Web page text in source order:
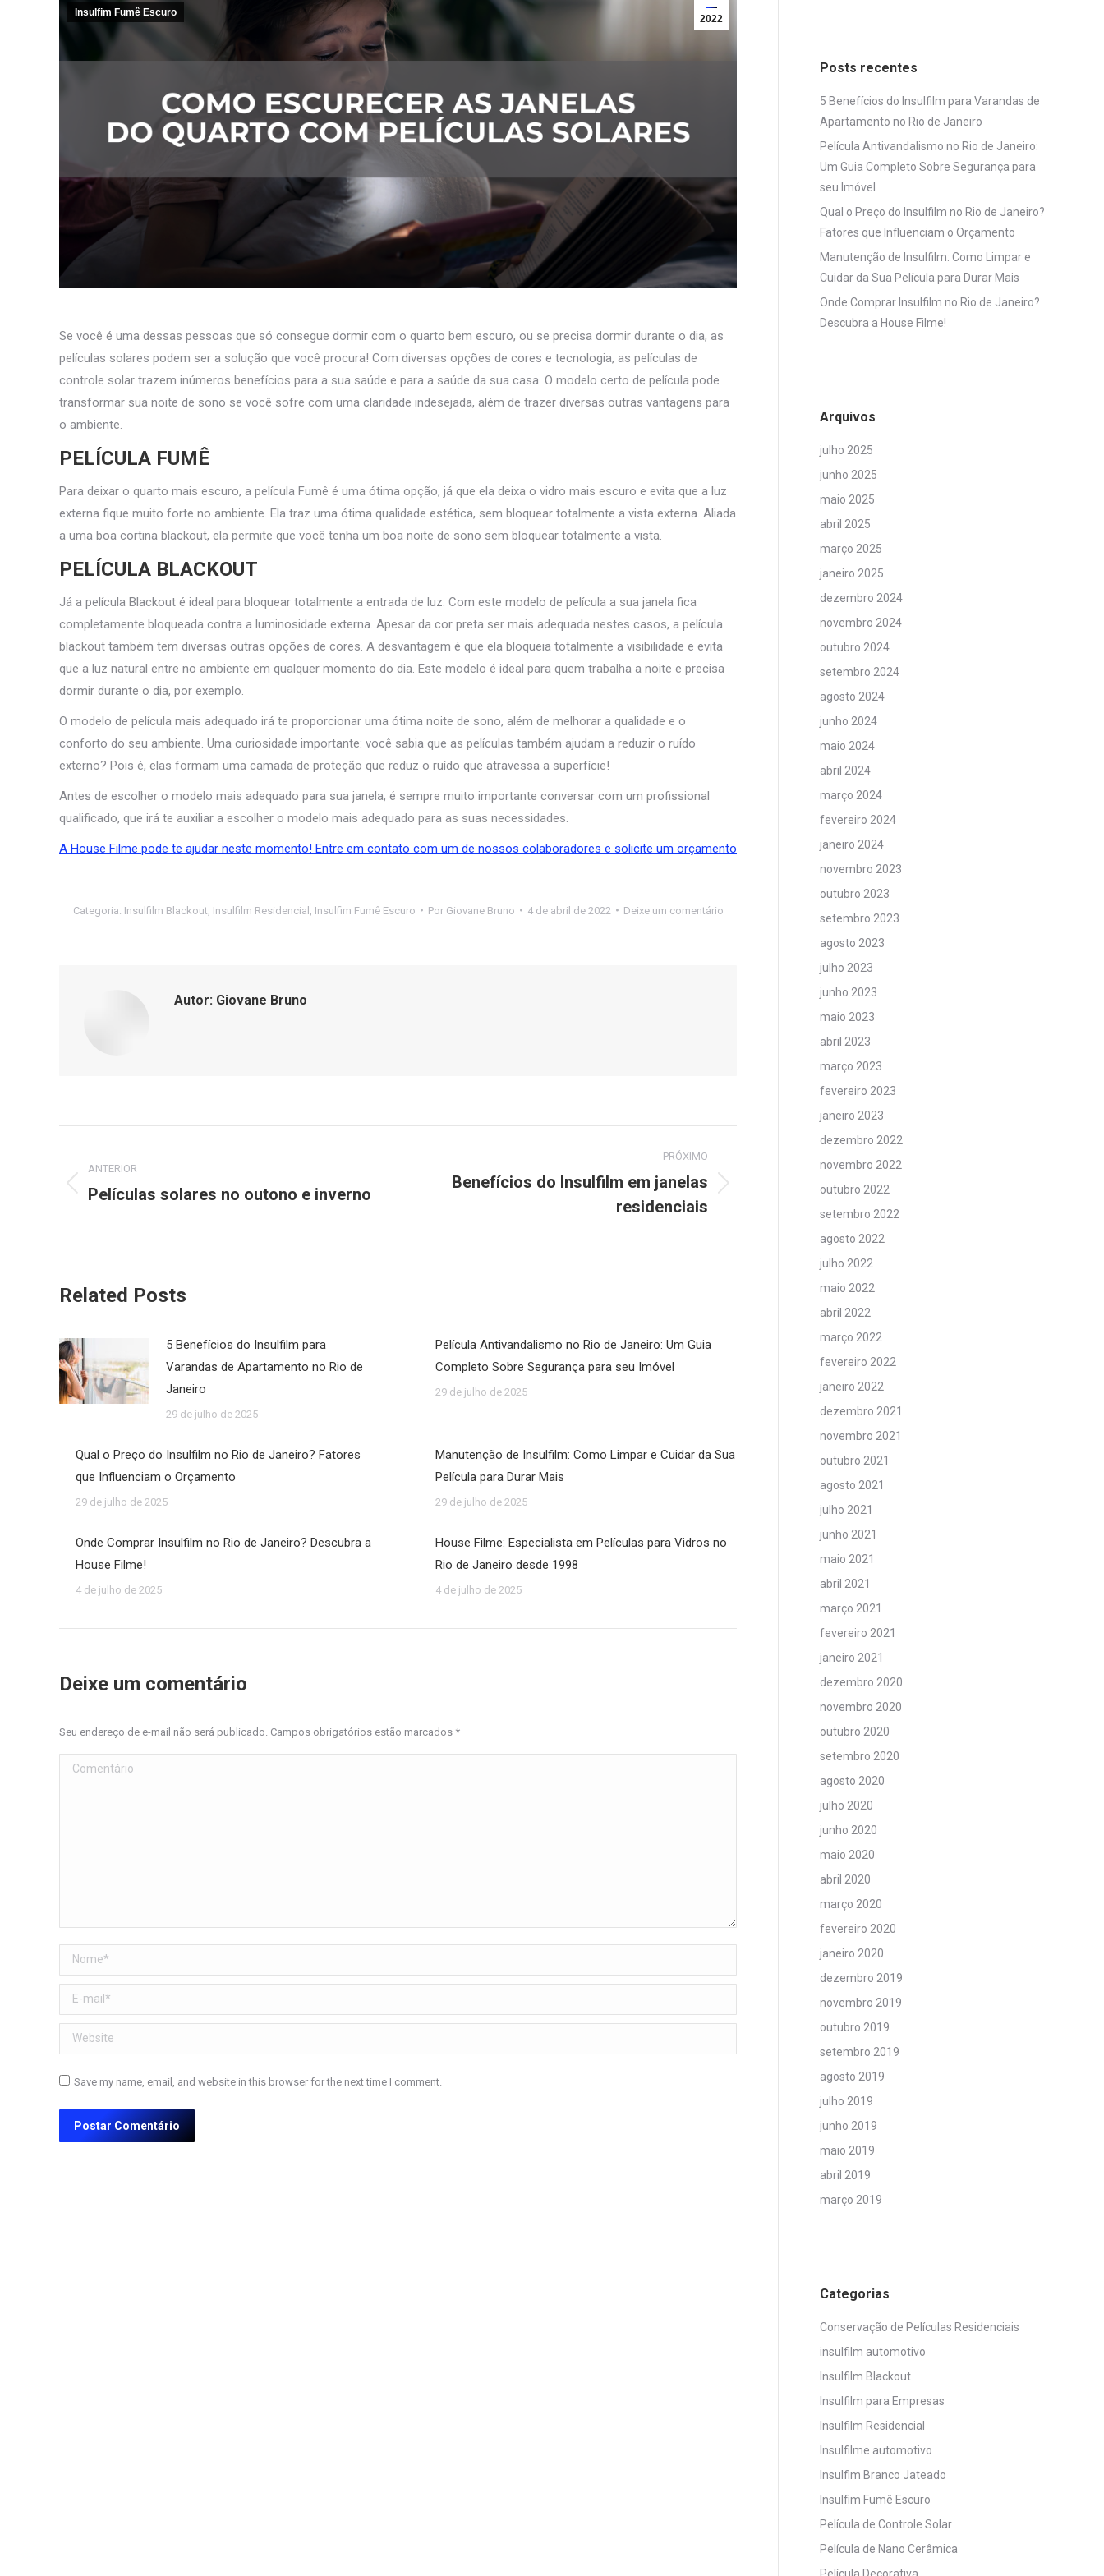
2022
Insulfim Fumê Escuro
Se você é uma dessas pessoas que só consegue dormir com o quarto bem escuro, ou se precisa dormir durante o dia, as
películas solares podem ser a solução que você procura! Com diversas opções de cores e tecnologia, as películas de
controle solar trazem inúmeros benefícios para a sua saúde e para a saúde da sua casa. O modelo certo de película pode
transformar sua noite de sono se você sofre com uma claridade indesejada, além de trazer diversas outras vantagens para
o ambiente.
PELÍCULA FUMÊ
Para deixar o quarto mais escuro, a película Fumê é uma ótima opção, já que ela deixa o vidro mais escuro e evita que a luz
externa fique muito forte no ambiente. Ela traz uma ótima qualidade estética, sem bloquear totalmente a vista externa. Aliada
a uma boa cortina blackout, ela permite que você tenha um boa noite de sono sem bloquear totalmente a vista.
PELÍCULA BLACKOUT
Já a película Blackout é ideal para bloquear totalmente a entrada de luz. Com este modelo de película a sua janela fica
completamente bloqueada contra a luminosidade externa. Apesar da cor preta ser mais adequada nestes casos, a película
blackout também tem diversas outras opções de cores. A desvantagem é que ela bloqueia totalmente a visibilidade e evita
que a luz natural entre no ambiente em qualquer momento do dia. Este modelo é ideal para quem trabalha a noite e precisa
dormir durante o dia, por exemplo.
O modelo de película mais adequado irá te proporcionar uma ótima noite de sono, além de melhorar a qualidade e o
conforto do seu ambiente. Uma curiosidade importante: você sabia que as películas também ajudam a reduzir o ruído
externo? Pois é, elas formam uma camada de proteção que reduz o ruído que atravessa a superfície!
Antes de escolher o modelo mais adequado para sua janela, é sempre muito importante conversar com um profissional
qualificado, que irá te auxiliar a escolher o modelo mais adequado para as suas necessidades.
A House Filme pode te ajudar neste momento! Entre em contato com um de nossos colaboradores e solicite um orçamento
Categoria: Insulfilm Blackout Insulfilm Residencial Insulfim Fumê Escuro Por Giovane Bruno 4 de abril de 2022 Deixe um comentário
Autor: Giovane Bruno
deANTERIOR
Post
Películas solares no outono e inverno
PRÓXIMO
Próximo
Benefícios do Insulfilm em janelas
residenciais
Related Posts
5 Benefícios do Insulfilm para
Varandas de Apartamento no Rio de
Janeiro
29 de julho de 2025
Película Antivandalismo no Rio de Janeiro: Um Guia
Completo Sobre Segurança para seu Imóvel
29 de julho de 2025
Qual o Preço do Insulfilm no Rio de Janeiro? Fatores
que Influenciam o Orçamento
29 de julho de 2025
Manutenção de Insulfilm: Como Limpar e Cuidar da Sua
Película para Durar Mais
29 de julho de 2025
Onde Comprar Insulfilm no Rio de Janeiro? Descubra a
House Filme!
4 de julho de 2025
House Filme: Especialista em Películas para Vidros no
Rio de Janeiro desde 1998
4 de julho de 2025
Deixe um comentário
Seu endereço de e-mail não será publicado. Campos obrigatórios estão marcados *
Comentário
Nome *
E-mail *
Website
Save my name, email, and website in this browser for the next time I comment.
Postar Comentário
Posts recentes
5 Benefícios do Insulfilm para Varandas de
Apartamento no Rio de Janeiro
Película Antivandalismo no Rio de Janeiro:
Um Guia Completo Sobre Segurança para
seu Imóvel
Qual o Preço do Insulfilm no Rio de Janeiro?
Fatores que Influenciam o Orçamento
Manutenção de Insulfilm: Como Limpar e
Cuidar da Sua Película para Durar Mais
Onde Comprar Insulfilm no Rio de Janeiro?
Descubra a House Filme!
Arquivos
julho 2025
junho 2025
maio 2025
abril 2025
março 2025
janeiro 2025
dezembro 2024
novembro 2024
outubro 2024
setembro 2024
agosto 2024
junho 2024
maio 2024
abril 2024
março 2024
fevereiro 2024
janeiro 2024
novembro 2023
outubro 2023
setembro 2023
agosto 2023
julho 2023
junho 2023
maio 2023
abril 2023
março 2023
fevereiro 2023
janeiro 2023
dezembro 2022
novembro 2022
outubro 2022
setembro 2022
agosto 2022
julho 2022
maio 2022
abril 2022
março 2022
fevereiro 2022
janeiro 2022
dezembro 2021
novembro 2021
outubro 2021
agosto 2021
julho 2021
junho 2021
maio 2021
abril 2021
março 2021
fevereiro 2021
janeiro 2021
dezembro 2020
novembro 2020
outubro 2020
setembro 2020
agosto 2020
julho 2020
junho 2020
maio 2020
abril 2020
março 2020
fevereiro 2020
janeiro 2020
dezembro 2019
novembro 2019
outubro 2019
setembro 2019
agosto 2019
julho 2019
junho 2019
maio 2019
abril 2019
março 2019
Categorias
Conservação de Películas Residenciais
insulfilm automotivo
Insulfilm Blackout
Insulfilm para Empresas
Insulfilm Residencial
Insulfilme automotivo
Insulfim Branco Jateado
Insulfim Fumê Escuro
Película de Controle Solar
Película de Nano Cerâmica